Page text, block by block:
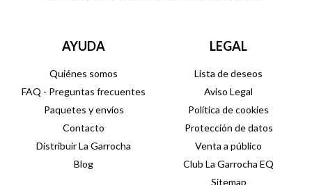
AYUDA
Quiénes somos
FAQ - Preguntas frecuentes
Paquetes y envíos
Contacto
Distribuir La Garrocha
Blog
LEGAL
Lista de deseos
Aviso Legal
Política de cookies
Protección de datos
Venta a público
Club La Garrocha EQ
Sitemap